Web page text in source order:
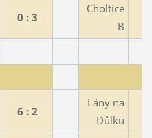
0 : 3
Choltice
B
6 : 2
Lány na
Důlku